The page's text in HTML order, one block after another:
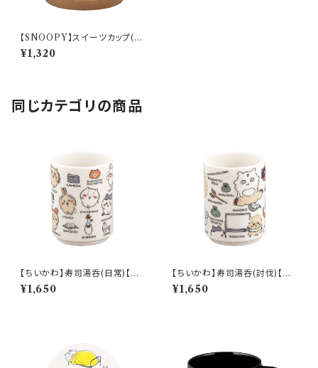
【SNOOPY】スイーツカップ(モ
カ)【SN3200】SN3203-339
¥1,320
同じカテゴリの商品
【ちいかわ】寿司湯呑(日常)【CK
W50】CKW51-327
¥1,650
【ちいかわ】寿司湯呑(討伐)【CK
W50】CKW52-327
¥1,650